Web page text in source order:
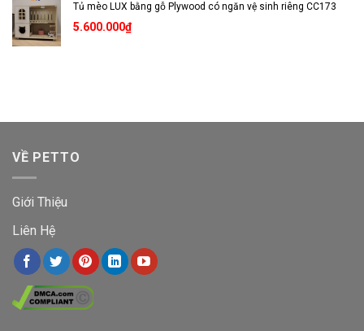
Tủ mèo LUX bằng gỗ Plywood có ngăn vệ sinh riêng CC173
5.600.000₫
VỀ PETTO
Giới Thiệu
Liên Hệ